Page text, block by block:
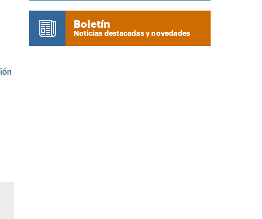
Boletín
Noticias destacadas y novedades